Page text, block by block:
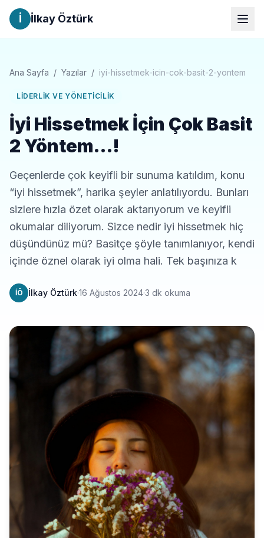
İ İlkay Öztürk
Ana Sayfa / Yazılar / iyi-hissetmek-icin-cok-basit-2-yontem
LIDERLIK VE YÖNETICILIK
İyi Hissetmek İçin Çok Basit
2 Yöntem…!
Geçenlerde çok keyifli bir sunuma katıldım, konu
“iyi hissetmek”, harika şeyler anlatılıyordu. Bunları
sizlere hızla özet olarak aktarıyorum ve keyifli
okumalar diliyorum. Sizce nedir iyi hissetmek hiç
düşündünüz mü? Basitçe şöyle tanımlanıyor, kendi
içinde öznel olarak iyi olma hali. Tek başınıza k
İÖ İlkay Öztürk·16 Ağustos 2024·3 dk okuma